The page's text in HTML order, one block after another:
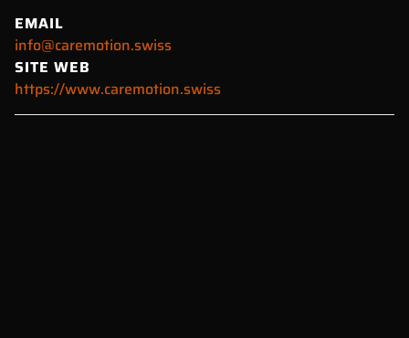
EMAIL
info@caremotion.swiss
SITE WEB
https://www.caremotion.swiss